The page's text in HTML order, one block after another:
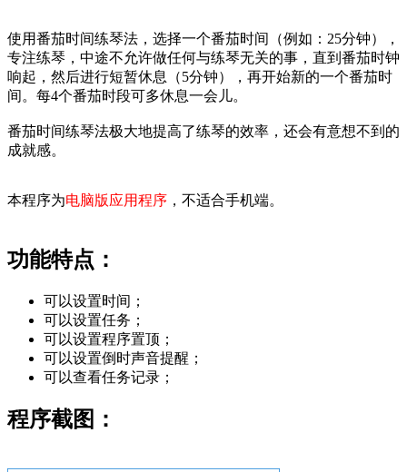
使用番茄时间练琴法，选择一个番茄时间（例如：25分钟），
专注练琴，中途不允许做任何与练琴无关的事，直到番茄时钟
响起，然后进行短暂休息（5分钟），再开始新的一个番茄时
间。每4个番茄时段可多休息一会儿。
番茄时间练琴法极大地提高了练琴的效率，还会有意想不到的
成就感。
本程序为电脑版应用程序 ，不适合手机端。
功能特点：
可以设置时间；
可以设置任务；
可以设置程序置顶；
可以设置倒时声音提醒；
可以查看任务记录；
程序截图：